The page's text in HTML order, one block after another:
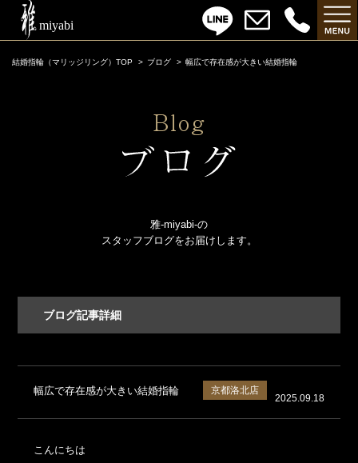
結婚指輪（マリッジリング）TOP ブログ 幅広で存在感が大きい結婚指輪
雅-miyabi-の
スタッフブログをお届けします。
ブログ記事詳細
幅広で存在感が大きい結婚指輪
2025.09.18
京都洛北店
こんにちは